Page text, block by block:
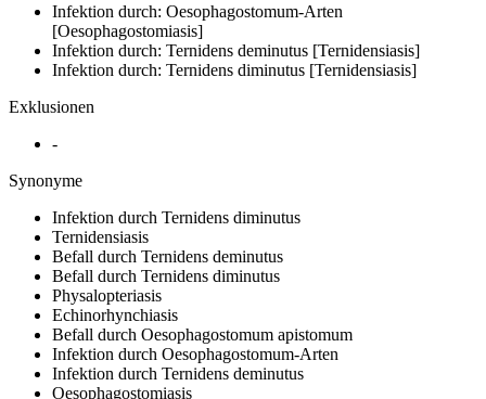
Infektion durch: Oesophagostomum-Arten
[Oesophagostomiasis]
Infektion durch: Ternidens deminutus [Ternidensiasis]
Infektion durch: Ternidens diminutus [Ternidensiasis]
Exklusionen
-
Synonyme
Infektion durch Ternidens diminutus
Ternidensiasis
Befall durch Ternidens deminutus
Befall durch Ternidens diminutus
Physalopteriasis
Echinorhynchiasis
Befall durch Oesophagostomum apistomum
Infektion durch Oesophagostomum-Arten
Infektion durch Ternidens deminutus
Oesophagostomiasis